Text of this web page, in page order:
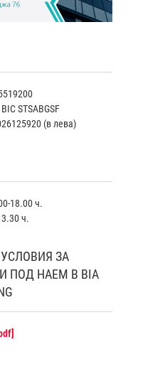
STSABGSF
(в лева)
18.00 ч.
ч.
ЗА
ПОД НАЕМ В BIA